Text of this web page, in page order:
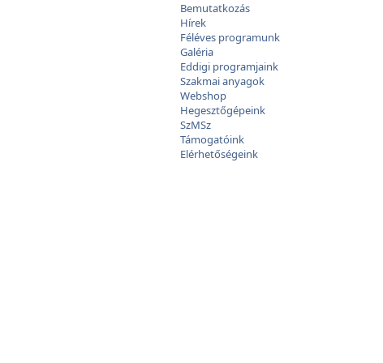
Bemutatkozás
Hírek
Féléves programunk
Galéria
Eddigi programjaink
Szakmai anyagok
Webshop
Hegesztőgépeink
SzMSz
Támogatóink
Elérhetőségeink